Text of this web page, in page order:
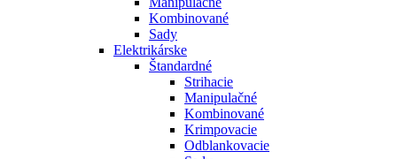
Kombinované
Sady
Elektrikárske
Štandardné
Strihacie
Manipulačné
Kombinované
Krimpovacie
Odblankovacie